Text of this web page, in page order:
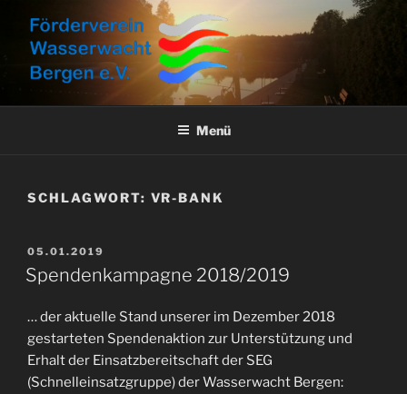
Inhalt
springen
FÖRDERVEREIN
WASSERWACHT BERGEN E.V.
Aktuelles, Aktionen und Informationen
Menü
SCHLAGWORT: VR-BANK
VERÖFFENTLICHT
AM
05.01.2019
Spendenkampagne 2018/2019
… der aktuelle Stand unserer im Dezember 2018
gestarteten Spendenaktion zur Unterstützung und
Erhalt der Einsatzbereitschaft der SEG
(Schnelleinsatzgruppe) der Wasserwacht Bergen: